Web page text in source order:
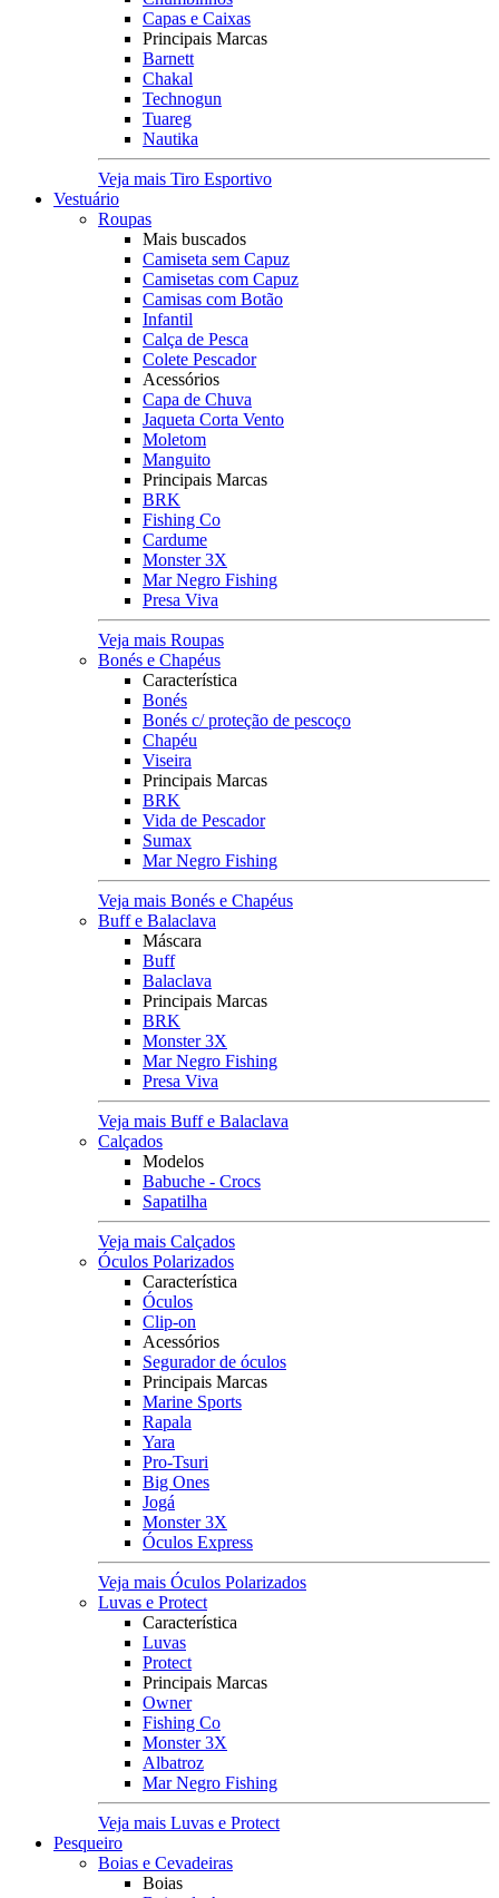
Capas e Caixas
Principais Marcas
Barnett
Chakal
Technogun
Tuareg
Nautika
Veja mais Tiro Esportivo
Vestuário
Roupas
Mais buscados
Camiseta sem Capuz
Camisetas com Capuz
Camisas com Botão
Infantil
Calça de Pesca
Colete Pescador
Acessórios
Capa de Chuva
Jaqueta Corta Vento
Moletom
Manguito
Principais Marcas
BRK
Fishing Co
Cardume
Monster 3X
Mar Negro Fishing
Presa Viva
Veja mais Roupas
Bonés e Chapéus
Característica
Bonés
Bonés c/ proteção de pescoço
Chapéu
Viseira
Principais Marcas
BRK
Vida de Pescador
Sumax
Mar Negro Fishing
Veja mais Bonés e Chapéus
Buff e Balaclava
Máscara
Buff
Balaclava
Principais Marcas
BRK
Monster 3X
Mar Negro Fishing
Presa Viva
Veja mais Buff e Balaclava
Calçados
Modelos
Babuche - Crocs
Sapatilha
Veja mais Calçados
Óculos Polarizados
Característica
Óculos
Clip-on
Acessórios
Segurador de óculos
Principais Marcas
Marine Sports
Rapala
Yara
Pro-Tsuri
Big Ones
Jogá
Monster 3X
Óculos Express
Veja mais Óculos Polarizados
Luvas e Protect
Característica
Luvas
Protect
Principais Marcas
Owner
Fishing Co
Monster 3X
Albatroz
Mar Negro Fishing
Veja mais Luvas e Protect
Pesqueiro
Boias e Cevadeiras
Boias